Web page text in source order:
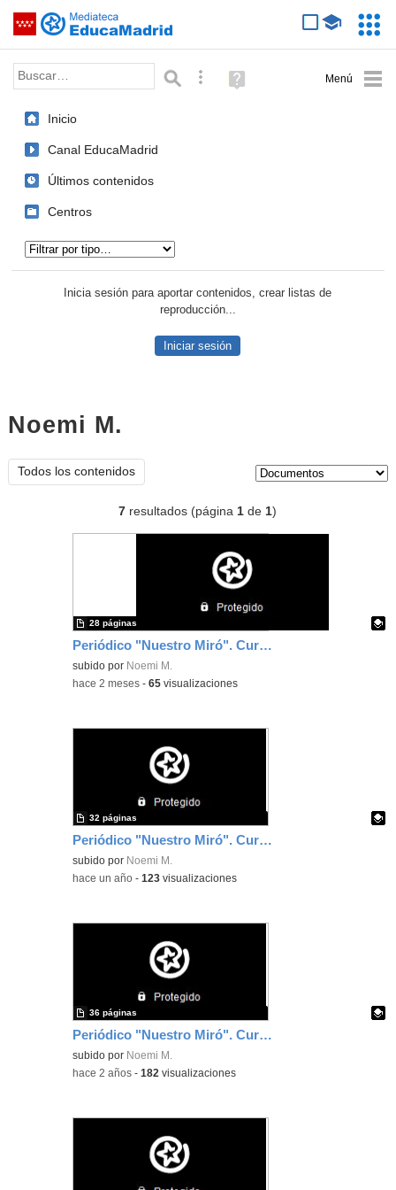
Saltar navegación
Palabra o frase: Búsqueda avanzada
Ayuda
(en
Inicio
Canal EducaMadrid
Últimos contenidos
Centros
Inicia sesión para aportar contenidos, crear listas de
reproducción...
Iniciar sesión
Noemi M.
Todos los contenidos
7 resultados (página1 de1)
Periódico "Nuestro Miró". Curso 2025-26
Contenido educativo.
subido por Noemi M.
28 páginas
-hace 2 meses -65 visualizaciones
Periódico "Nuestro Miró". Curso 2024-25
Contenido educativo.
subido por Noemi M.
32 páginas
-hace un año -123 visualizaciones
Periódico "Nuestro Miró". Curso 2023-24
Contenido educativo.
subido por Noemi M.
36 páginas
-hace 2 años -182 visualizaciones